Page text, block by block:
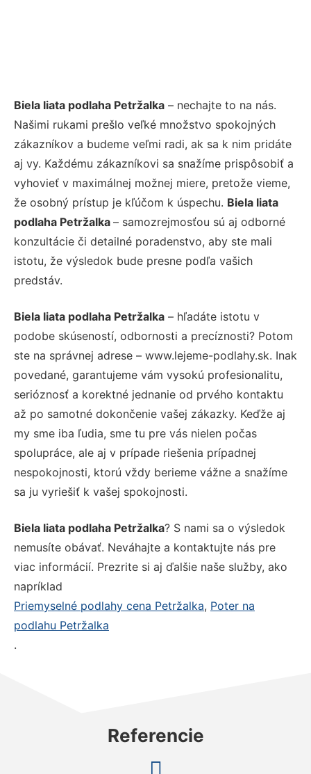
Biela liata podlaha Petržalka – nechajte to na nás.
Našimi rukami prešlo veľké množstvo spokojných
zákazníkov a budeme veľmi radi, ak sa k nim pridáte
aj vy. Každému zákazníkovi sa snažíme prispôsobiť a
vyhovieť v maximálnej možnej miere, pretože vieme,
že osobný prístup je kľúčom k úspechu. Biela liata
podlaha Petržalka – samozrejmosťou sú aj odborné
konzultácie či detailné poradenstvo, aby ste mali
istotu, že výsledok bude presne podľa vašich
predstáv.
Biela liata podlaha Petržalka – hľadáte istotu v
podobe skúseností, odbornosti a precíznosti? Potom
ste na správnej adrese – www.lejeme-podlahy.sk. Inak
povedané, garantujeme vám vysokú profesionalitu,
serióznosť a korektné jednanie od prvého kontaktu
až po samotné dokončenie vašej zákazky. Keďže aj
my sme iba ľudia, sme tu pre vás nielen počas
spolupráce, ale aj v prípade riešenia prípadnej
nespokojnosti, ktorú vždy berieme vážne a snažíme
sa ju vyriešiť k vašej spokojnosti.
Biela liata podlaha Petržalka? S nami sa o výsledok
nemusíte obávať. Neváhajte a kontaktujte nás pre
viac informácií. Prezrite si aj ďalšie naše služby, ako
napríklad
Priemyselné podlahy cena Petržalka, Poter na
podlahu Petržalka
.
Referencie